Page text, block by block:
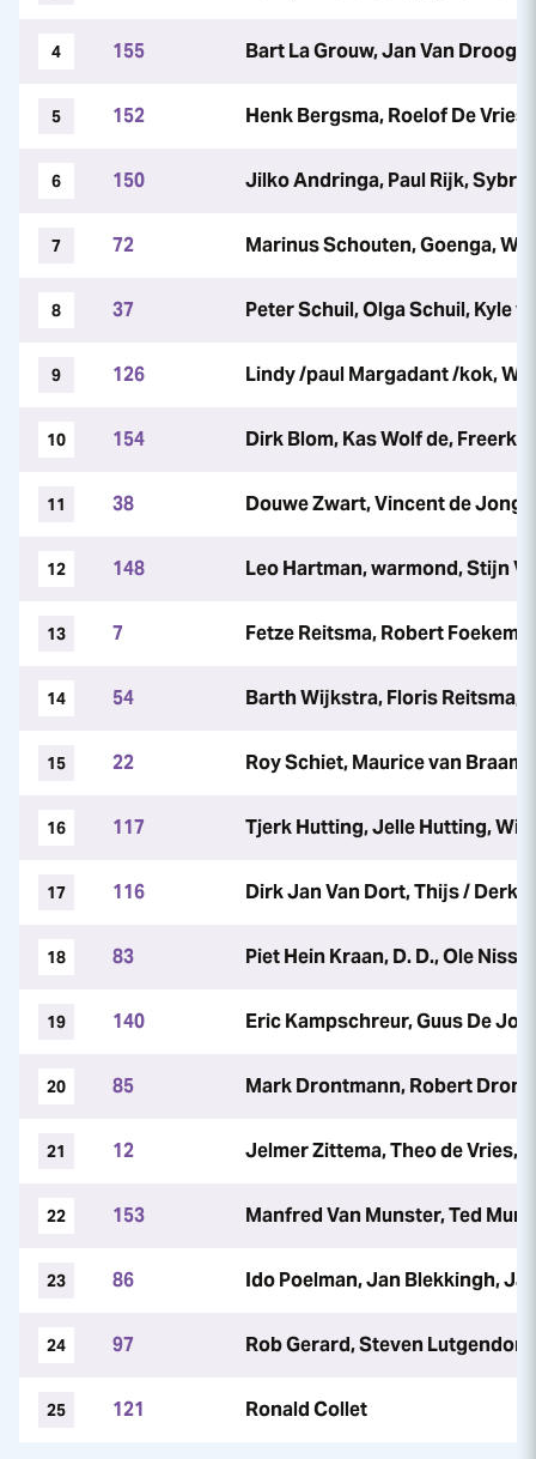
4 155 Bart La Grouw, Jan Van
5 152 Henk Bergsma, Roelof De
6 150 Jilko Andringa, Paul Rijk,
7 72 Marinus Schouten, Goenga,
8 37 Peter Schuil, Olga Schuil, Kyle
9 126 Lindy /paul Margadant /kok,
10 154 Dirk Blom, Kas Wolf de, Freerk
11 38 Douwe Zwart, Vincent de
12 148 Leo Hartman, warmond, Stijn
13 7 Fetze Reitsma, Robert
14 54 Barth Wijkstra, Floris Reitsma,
15 22 Roy Schiet, Maurice van
16 117 Tjerk Hutting, Jelle Hutting,
17 116 Dirk Jan Van Dort, Thijs / Derk
18 83 Piet Hein Kraan, D. D., Ole
19 140 Eric Kampschreur, Guus De
20 85 Mark Drontmann, Robert
21 12 Jelmer Zittema, Theo de Vries,
22 153 Manfred Van Munster, Ted
23 86 Ido Poelman, Jan Blekkingh,
24 97 Rob Gerard, Steven
25 121 Ronald Collet